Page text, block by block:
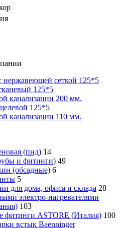
нержавеющей сеткой 125*5
125*5
канализации 200 мм.
125*5
канализации 110 мм.
(пнд) 14
и фитинги) 49
(обсадные) 6
5
для дома, офиса и склада 28
электро-нагревателями
103
фитинги ASTORE (Италия) 100
встык Baenninger